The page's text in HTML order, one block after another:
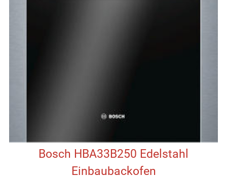
Bosch HBA33B250 Edelstahl
Einbaubackofen